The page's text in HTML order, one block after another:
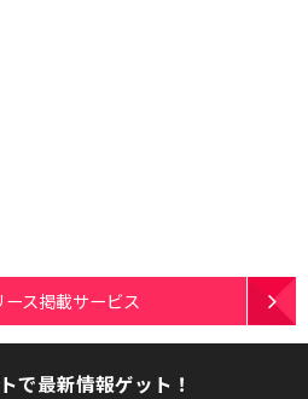
ス掲載サービス
で最新情報ゲット！